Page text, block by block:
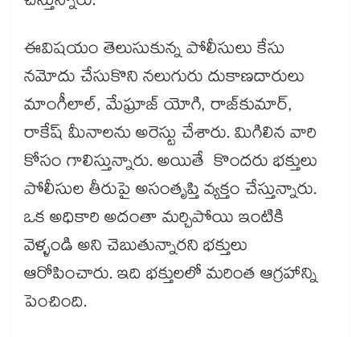
ఈవిషయం తెలుసుకున్న పోలీసులు కేసు
నమోదు చేసుకొని నలుగురు దుకాణదారులు
మాంగీలాల్, మేఘ్రాజ్ యోగి, రాజ్‌కుమార్,
రాకేష్ మీనాలను అరెస్టు చేశారు. మిగిలిన వారి
కోసం గాలిస్తున్నారు. అయితే కొందరు భక్తులు
పోలీసుల తీరుపై అసంతృప్తి వ్యక్తం చేస్తున్నారు.
ఒక అధికారి అదంతా మర్చిపోయి ఇంటికి
వెళ్ళండి అని చెబుతున్నారని భక్తులు
ఆరోపించారు. ఇది భక్తులలో మరింత ఆగ్రహాన్ని
పెంచింది.